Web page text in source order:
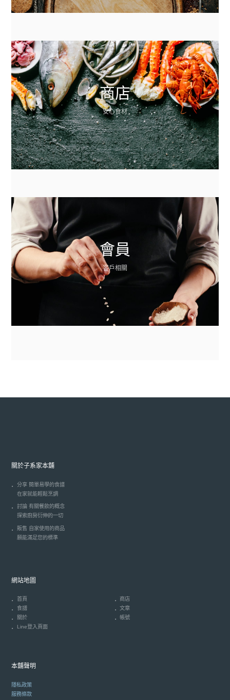
商店
安心食材
會員
客戶相關
關於子系家本舖
分享 簡單易學的食譜
在家就能輕鬆烹調
討論 有關餐飲的概念
探索廚房衍伸的一切
販售 自家使用的商品
願能滿足您的標準
網站地圖
首頁
商店
食譜
文章
關於
帳號
Line登入頁面
本舖聲明
隱私政策
服務條款